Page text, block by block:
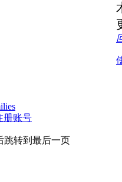
册账号
跳转到最后一页